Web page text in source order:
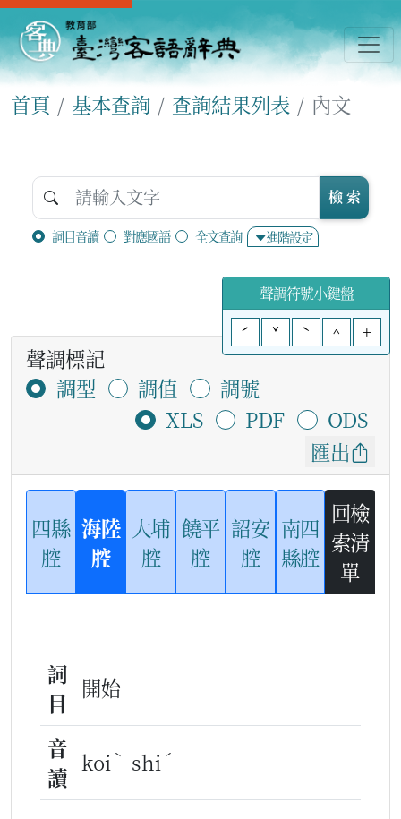
首頁 基本查詢 查詢結果列表 內文
詞目音讀 對應國語 全文查詢 進階設定
檢 索
聲調符號小鍵盤
ˊ
ˇ ˋ ^ +
聲調標記
調型
調值
調號
XLS
PDF
ODS
匯出
四縣
腔
海陸
腔
大埔
腔
饒平
腔
詔安
腔
南四
縣腔
回檢
索清
單
詞
目
開始
音
讀
koi ˋ shi ˊ